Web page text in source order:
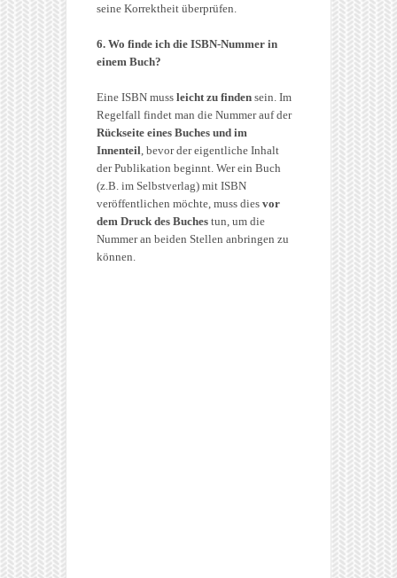
seine Korrektheit überprüfen.
6. Wo finde ich die ISBN-Nummer in
einem Buch?
Eine ISBN muss leicht zu finden sein. Im
Regelfall findet man die Nummer auf der
Rückseite eines Buches und im
Innenteil, bevor der eigentliche Inhalt
der Publikation beginnt. Wer ein Buch
(z.B. im Selbstverlag) mit ISBN
veröffentlichen möchte, muss dies vor
dem Druck des Buches tun, um die
Nummer an beiden Stellen anbringen zu
können.